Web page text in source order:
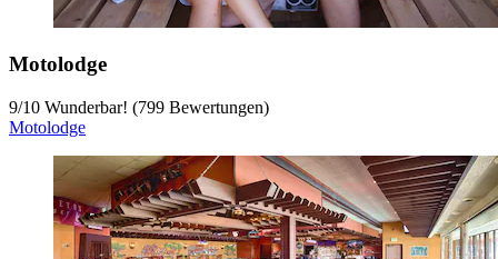
Motolodge
9/10 Wunderbar! (799 Bewertungen)
Motolodge